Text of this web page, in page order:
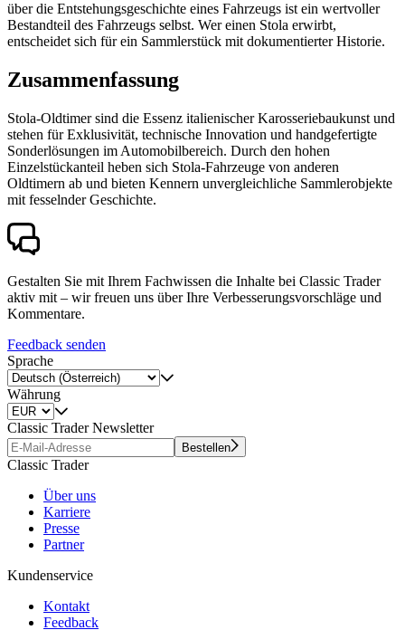
über die Entstehungsgeschichte eines Fahrzeugs ist ein wertvoller
Bestandteil des Fahrzeugs selbst. Wer einen Stola erwirbt,
entscheidet sich für ein Sammlerstück mit dokumentierter Historie.
Zusammenfassung
Stola-Oldtimer sind die Essenz italienischer Karosseriebaukunst und
stehen für Exklusivität, technische Innovation und handgefertigte
Sonderlösungen im Automobilbereich. Durch den hohen
Einzelstückanteil heben sich Stola-Fahrzeuge von anderen
Oldtimern ab und bieten Kennern unvergleichliche Sammlerobjekte
mit fesselnder Geschichte.
Gestalten Sie mit Ihrem Fachwissen die Inhalte bei Classic Trader
aktiv mit – wir freuen uns über Ihre Verbesserungsvorschläge und
Kommentare.
Feedback senden
Sprache
Währung
Classic Trader Newsletter
Bestellen
Classic Trader
Über uns
Karriere
Presse
Partner
Kundenservice
Kontakt
Feedback